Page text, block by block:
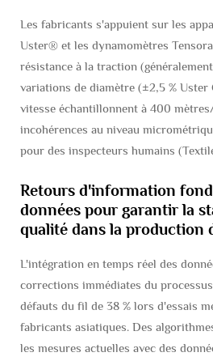
Les fabricants s'appuient sur les
Uster® et les dynamomètres
résistance à la traction
variations de diamètre (±2,5 % Uster
vitesse échantillonnent à 400
incohérences au niveau
pour des inspecteurs humains
Retours d'information
données pour garantir la
qualité dans la production
L'intégration en temps réel des
corrections immédiates du
défauts du fil de 38 % lors d'essais
fabricants asiatiques. Des
les mesures actuelles avec des